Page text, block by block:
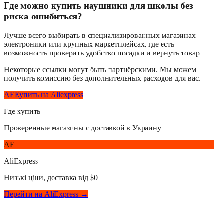
Где можно купить наушники для школы без
риска ошибиться?
Лучше всего выбирать в специализированных магазинах
электроники или крупных маркетплейсах, где есть
возможность проверить удобство посадки и вернуть товар.
Некоторые ссылки могут быть партнёрскими. Мы можем
получить комиссию без дополнительных расходов для вас.
AEКупить на Aliexpress
Где купить
Проверенные магазины с доставкой в Украину
AE
AliExpress
Низькі ціни, доставка від $0
Перейти на AliExpress →